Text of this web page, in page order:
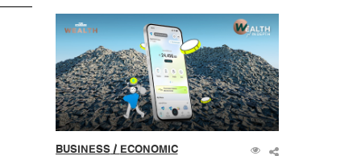
Order
BUSINESS/ ECONOMIC